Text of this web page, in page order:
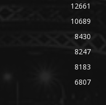
12661
10689
8430
8247
8183
6807